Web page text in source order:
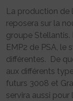
La production de
reposera sur la
groupe
EMP2 de PSA,
différentes. De
aux différents
futurs 3008 et
servira aussi